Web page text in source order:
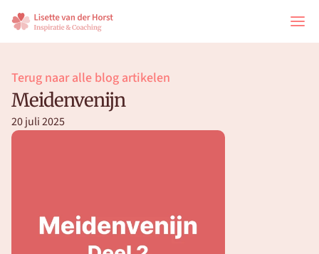
Terug naar alle blog artikelen
Meidenvenijn
20 juli 2025